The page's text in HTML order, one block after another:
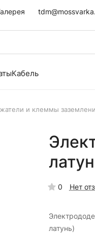
Кабель
и клеммы
0 Нет
латунь)